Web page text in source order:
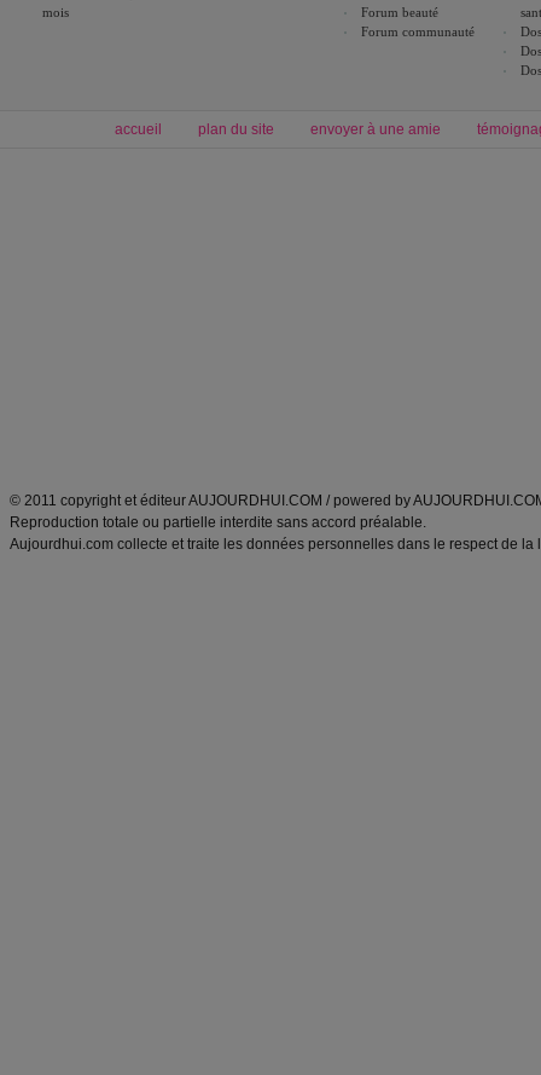
mois
Forum beauté
Forum communauté
accueil plan du site envoyer à une amie
© 2011 copyright et éditeur AUJOURDHUI.COM / powered by
Reproduction totale ou partielle interdite sans accord préalable.
Aujourdhui.com collecte et traite les données personnelles dans le respect de